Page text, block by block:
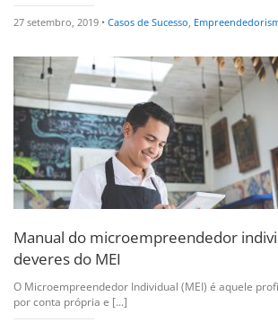
27 setembro, 2019 • Casos de Sucesso
Manual do microempreendedor
deveres do MEI
O Microempreendedor Individual (MEI) é aquele
por conta própria e [...]